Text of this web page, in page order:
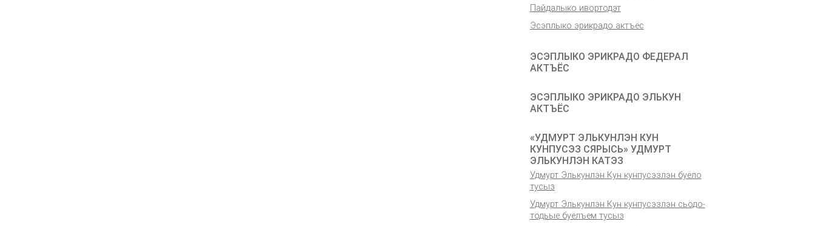
Пайдалыко ивортодэт
Эсэплыко эрикрадо актъёс
ЭСЭПЛЫКО ЭРИКРАДО ФЕДЕРАЛ
АКТЪЁС
ЭСЭПЛЫКО ЭРИКРАДО ЭЛЬКУН
АКТЪЁС
«УДМУРТ ЭЛЬКУНЛЭН КУН
КУНПУСЭЗ СЯРЫСЬ» УДМУРТ
ЭЛЬКУНЛЭН КАТЭЗ
Удмурт Элькунлэн Кун кунпусэзлэн буёло
тусыз
Удмурт Элькунлэн Кун кунпусэзлэн сьӧдо-
тӧдьыё буёлъем тусыз